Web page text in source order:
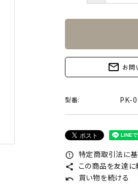
mail_outline お問
型番: PK-
error_outline 特定商取引法に
share この商品を友達に
undo 買い物を続ける